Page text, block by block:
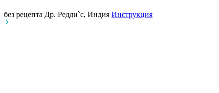
без рецепта Др. Редди`с, Индия Инструкция